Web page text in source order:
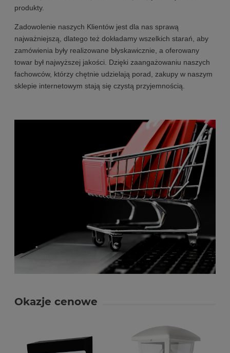
produkty.
Zadowolenie naszych Klientów jest dla nas sprawą
najważniejszą, dlatego też dokładamy wszelkich starań, aby
zamówienia były realizowane błyskawicznie, a oferowany
towar był najwyższej jakości. Dzięki zaangażowaniu naszych
fachowców, którzy chętnie udzielają porad, zakupy w naszym
sklepie internetowym stają się czystą przyjemnością.
Okazje cenowe